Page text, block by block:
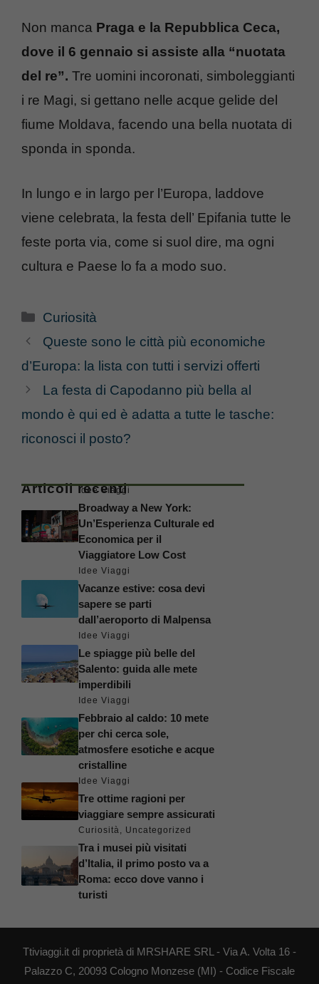
Non manca Praga e la Repubblica Ceca,
dove il 6 gennaio si assiste alla “nuotata
del re”. Tre uomini incoronati, simboleggianti
i re Magi, si gettano nelle acque gelide del
fiume Moldava, facendo una bella nuotata di
sponda in sponda.
In lungo e in largo per l’Europa, laddove
viene celebrata, la festa dell’ Epifania tutte le
feste porta via, come si suol dire, ma ogni
cultura e Paese lo fa a modo suo.
Categorie
Curiosità
Queste sono le città più economiche
d’Europa: la lista con tutti i servizi offerti
La festa di Capodanno più bella al
mondo è qui ed è adatta a tutte le tasche:
riconosci il posto?
Articoli recenti
Idee Viaggi
Broadway a New York:
Un’Esperienza Culturale ed
Economica per il
Viaggiatore Low Cost
Idee Viaggi
Vacanze estive: cosa devi
sapere se parti
dall’aeroporto di Malpensa
Idee Viaggi
Le spiagge più belle del
Salento: guida alle mete
imperdibili
Idee Viaggi
Febbraio al caldo: 10 mete
per chi cerca sole,
atmosfere esotiche e acque
cristalline
Idee Viaggi
Tre ottime ragioni per
viaggiare sempre assicurati
Curiosità Uncategorized
Tra i musei più visitati
d’Italia, il primo posto va a
Roma: ecco dove vanno i
turisti
Ttiviaggi.it di proprietà di MRSHARE SRL - Via A. Volta 16 -
Palazzo C, 20093 Cologno Monzese (MI) - Codice Fiscale